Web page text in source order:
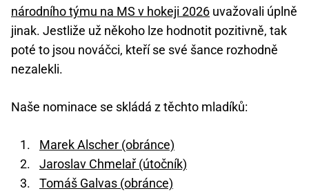
národního týmu na MS v hokeji 2026 uvažovali úplně
jinak. Jestliže už někoho lze hodnotit pozitivně, tak
poté to jsou nováčci, kteří se své šance rozhodně
nezalekli.
Naše nominace se skládá z těchto mladíků:
Marek Alscher (obránce)
Jaroslav Chmelař (útočník)
Tomáš Galvas (obránce)